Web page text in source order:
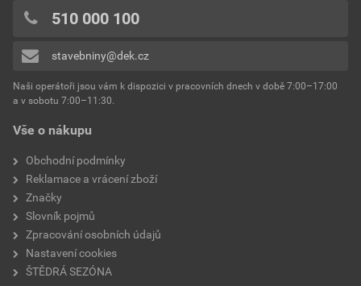
odstín
Přidávat hodnocení může pouze přihlášený uživatel.
Vše o nákupu
Obchodní podmínky
Reklamace a vrácení zboží
Značky
Slovník pojmů
Zpracování osobních údajů
Nastavení cookies
ŠTĚDRÁ SEZÓNA
510 000 100
stavebniny@dek.cz
Naši operátoři jsou vám k dispozici v pracovních dnech v době 7:00–17:00
a v sobotu 7:00–11:30.